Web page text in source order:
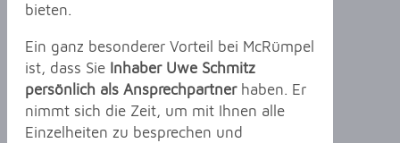
bieten.
Ein ganz besonderer Vorteil bei McRümpel
ist, dass Sie Inhaber Uwe Schmitz
persönlich als Ansprechpartnerhaben. Er
nimmt sich die Zeit, um mit Ihnen alle
Einzelheiten zu besprechen und